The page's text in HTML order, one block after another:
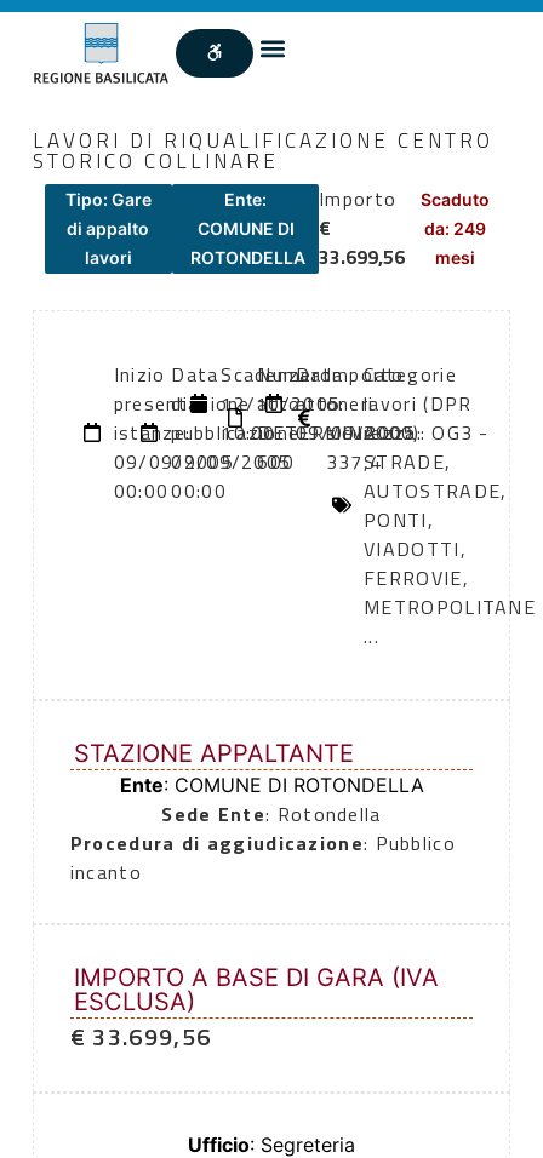
LAVORI DI RIQUALIFICAZIONE CENTRO
STORICO COLLINARE
Tipo: Gare
di appalto
lavori
Ente:
COMUNE DI
ROTONDELLA
Importo
€
33.699,56
Scaduto
da: 249
mesi
Inizio
presentazione
istanze:
09/09/2005
00:00
Data
di
pubblicazione:
09/09/2005
00:00
Scadenza:
12/10/2005
10:00
Numero
atto:
DETERMINA
600
Data
atto:
09/09/2005
Importo
oneri
sicurezza:
337,4
Categorie
lavori (DPR
2000): OG3 -
STRADE,
AUTOSTRADE,
PONTI,
VIADOTTI,
FERROVIE,
METROPOLITANE
...
STAZIONE APPALTANTE
Ente: COMUNE DI ROTONDELLA
Sede Ente: Rotondella
Procedura di aggiudicazione: Pubblico
incanto
IMPORTO A BASE DI GARA (IVA
ESCLUSA)
€ 33.699,56
Ufficio: Segreteria